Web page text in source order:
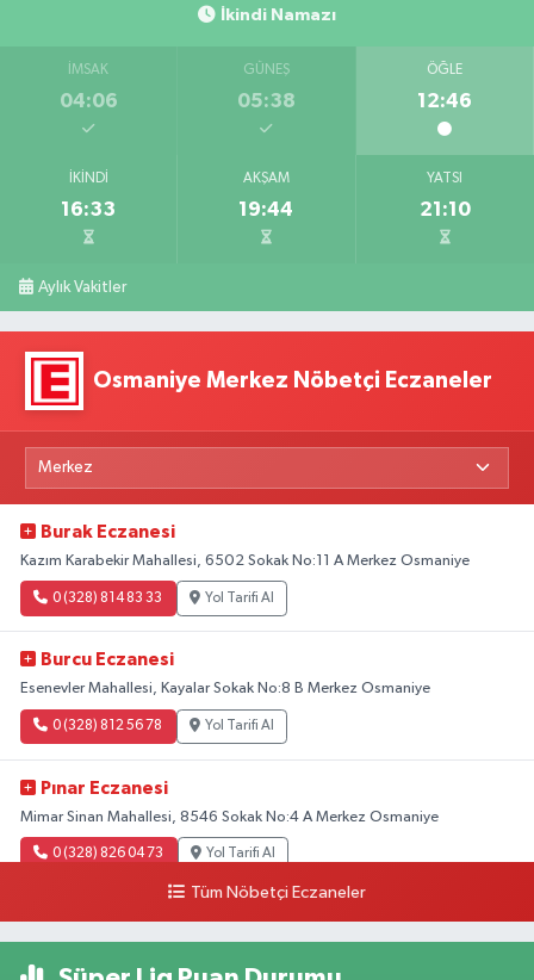
İkindi Namazı
İMSAK
04:06
GÜNEŞ
05:38
ÖĞLE
12:46
İKINDI
16:33
AKŞAM
19:44
YATSI
21:10
Aylık Vakitler
Osmaniye Merkez Nöbetçi Eczaneler
Burak Eczanesi
Kazım Karabekir Mahallesi, 6502 Sokak No:11 A Merkez Osmaniye
0 (328) 814 83 33 Yol Tarifi Al
Burcu Eczanesi
Esenevler Mahallesi, Kayalar Sokak No:8 B Merkez Osmaniye
0 (328) 812 56 78 Yol Tarifi Al
Pınar Eczanesi
Mimar Sinan Mahallesi, 8546 Sokak No:4 A Merkez Osmaniye
0 (328) 826 04 73 Yol Tarifi Al
Tüm Nöbetçi Eczaneler